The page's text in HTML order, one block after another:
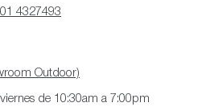
4327493
Outdoor)
de 10:30am a 7:00pm